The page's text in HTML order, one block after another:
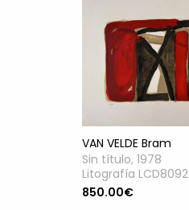
VAN VELDE Bram
Sin título, 1978
Litografía LCD8092
850.00€